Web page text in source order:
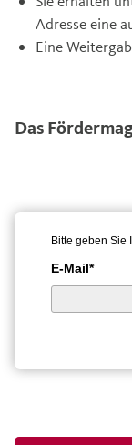
Adresse eine
Eine
Das
Bitte geben Sie
E-Mail*